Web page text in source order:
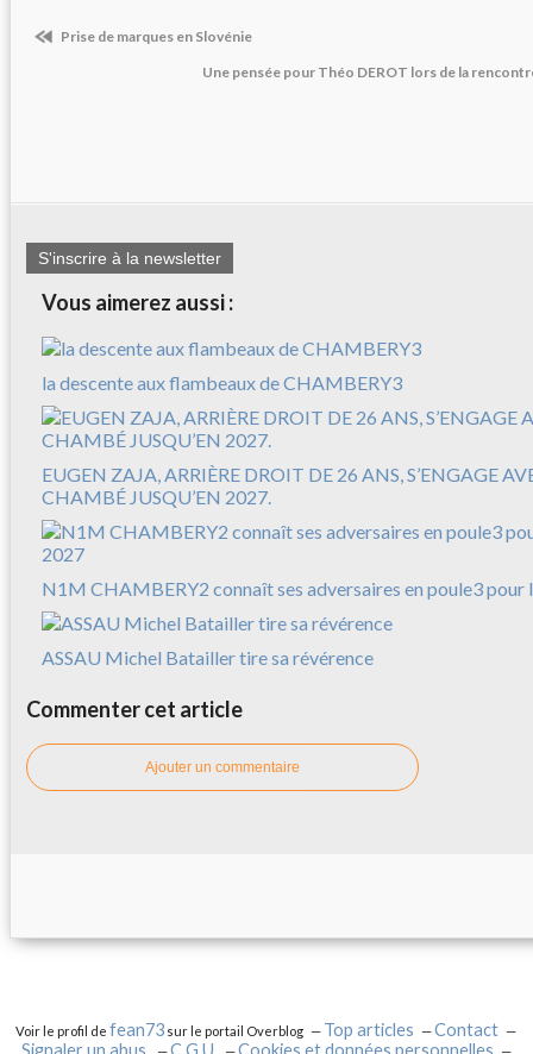
Prise de marques en Slovénie
Une pensée pour Théo DEROT lors de la
S'inscrire à la newsletter
Vous aimerez aussi :
la descente aux flambeaux de CHAMBERY3
EUGEN ZAJA, ARRIÈRE DROIT DE 26 ANS, S’ENGAGE
CHAMBÉ JUSQU’EN 2027.
N1M CHAMBERY2 connaît ses adversaires en poule3 pour
ASSAU Michel Batailler tire sa révérence
Commenter cet article
Ajouter un commentaire
Voir le profil defean73 sur le portail Overblog Top articles
Contact
Signaler un abus
C.G.U. Cookies et données personnelles